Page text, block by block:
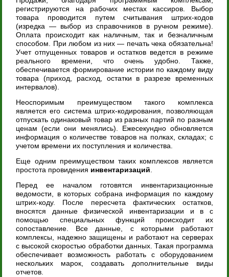
регистрируются на рабочих местах кассиров. Выбор
товара проводится путем считывания штрих-кодов
(изредка — выбор из справочников в ручном режиме).
Оплата происходит как наличным, так и безналичным
способом. При любом из них — печать чека обязательна!
Учет отпущенных товаров и остатков ведется в режиме
реального времени, что очень удобно. Также,
обеспечивается формирование истории по каждому виду
товара (приход, расход, остатки в разрезе временных
интервалов).
Неоспоримым преимуществом такого комплекса
является его система штрих-кодирования, позволяющая
отпускать одинаковый товар из разных партий по разным
ценам (если они менялись). Ежесекундно обновляется
информация о количестве товаров на полках, складах; с
учетом времени их поступления и количества.
Еще одним преимуществом таких комплексов является
простота провидения инвентаризаций.
Перед ее началом готовятся инвентаризационные
ведомости, в которых собрана информация по каждому
штрих-коду. После пересчета фактических остатков,
вносятся данные физической инвентаризации и в с
помощью специальных функций происходит их
сопоставление. Все данные, с которыми работают
комплексы, надежно защищены и работают на серверах
с высокой скоростью обработки данных. Такая программа
обеспечивает возможность работать с оборудованием
нескольких марок, создавать дополнительные виды
отчетов.